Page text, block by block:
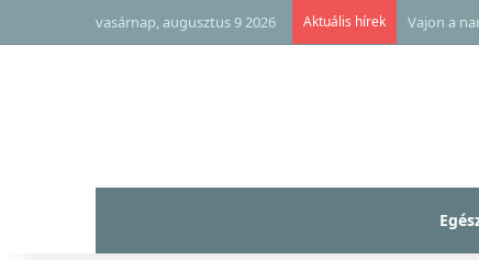
vasárnap, augusztus 9 2026 Aktuális hírek Vajon a